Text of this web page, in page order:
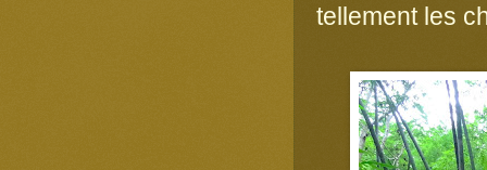
tellement les